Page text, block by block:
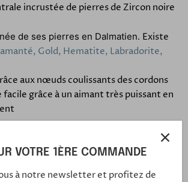
incrustée de pierres de Zircon noire
de ses pierres en Dalmatien. Existe
Gold, Hematite, Labradorite,
aux nœuds coulissants des cordons
grâce à un aimant très puissant en
VOTRE 1ÈRE COMMANDE
à notre newsletter et profitez de